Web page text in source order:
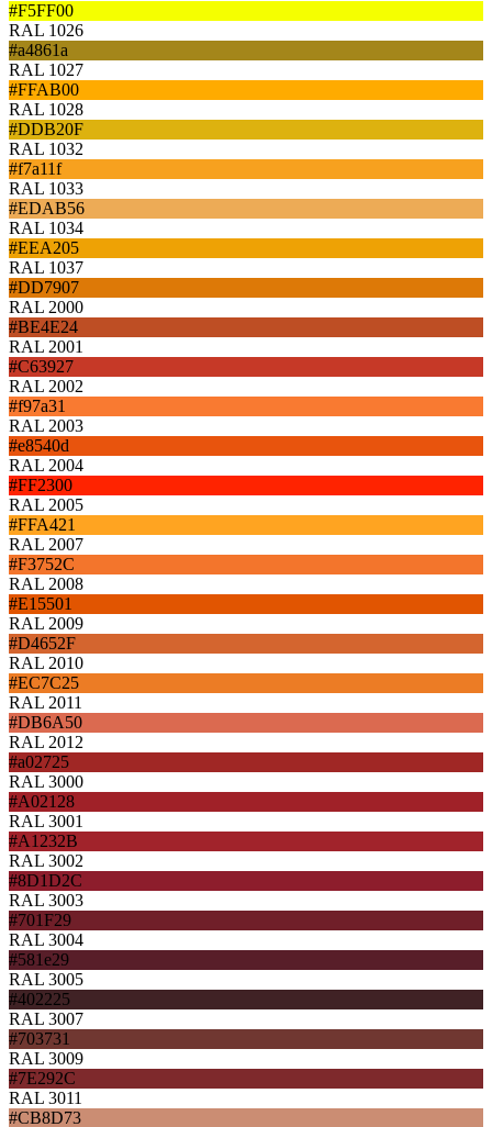
#F5FF00
RAL 1026
#a4861a
RAL 1027
#FFAB00
RAL 1028
#DDB20F
RAL 1032
#f7a11f
RAL 1033
#EDAB56
RAL 1034
#EEA205
RAL 1037
#DD7907
RAL 2000
#BE4E24
RAL 2001
#C63927
RAL 2002
#f97a31
RAL 2003
#e8540d
RAL 2004
#FF2300
RAL 2005
#FFA421
RAL 2007
#F3752C
RAL 2008
#E15501
RAL 2009
#D4652F
RAL 2010
#EC7C25
RAL 2011
#DB6A50
RAL 2012
#a02725
RAL 3000
#A02128
RAL 3001
#A1232B
RAL 3002
#8D1D2C
RAL 3003
#701F29
RAL 3004
#581e29
RAL 3005
#402225
RAL 3007
#703731
RAL 3009
#7E292C
RAL 3011
#CB8D73